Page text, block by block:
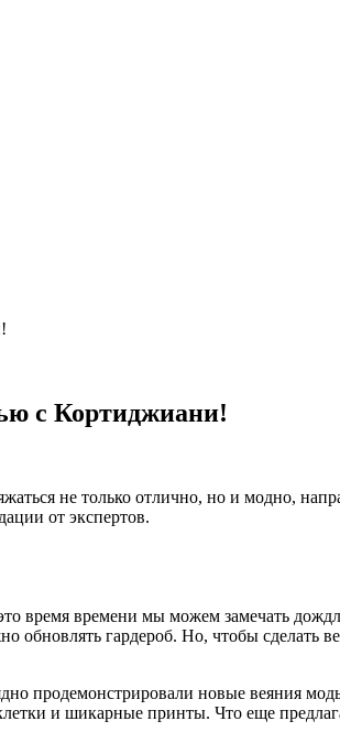
с Кортиджиани!
не только отлично, но и модно,
от экспертов.
время времени мы можем замечать
обновлять гардероб. Но, чтобы
новые веяния
и шикарные принты. Что еще